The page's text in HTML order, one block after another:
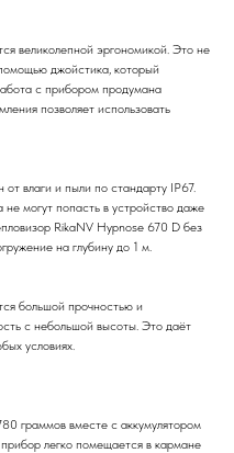
великолепной эргономикой. Это не
джойстика, который
с прибором продумана
позволяет использовать
влаги и пыли по стандарту IP67.
могут попасть в устройство даже
RikaNV Hypnose 670 D без
на глубину до 1 м.
большой прочностью и
с небольшой высоты. Это даёт
условиях.
граммов вместе с аккумулятором
легко помещается в кармане